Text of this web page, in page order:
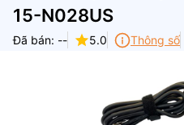
15-N028US
Đã bán: -- 5.0 Thông số